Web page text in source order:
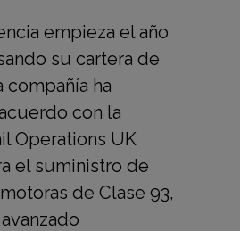
empieza el año
su cartera de
compañía ha
con la
Operations UK
el suministro de
de Clase 93,